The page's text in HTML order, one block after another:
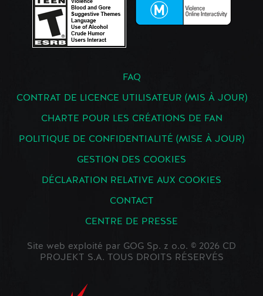
FAQ
CONTRAT DE LICENCE UTILISATEUR (MIS À JOUR)
CHARTE POUR LES CRÉATIONS DE FAN
POLITIQUE DE CONFIDENTIALITÉ (MISE À JOUR)
GESTION DES COOKIES
DÉCLARATION RELATIVE AUX COOKIES
CONTACT
CENTRE DE PRESSE
Site web exploité par GOG Sp. z o.o. © 2026 CD
PROJEKT S.A. TOUS DROITS RÉSERVÉS